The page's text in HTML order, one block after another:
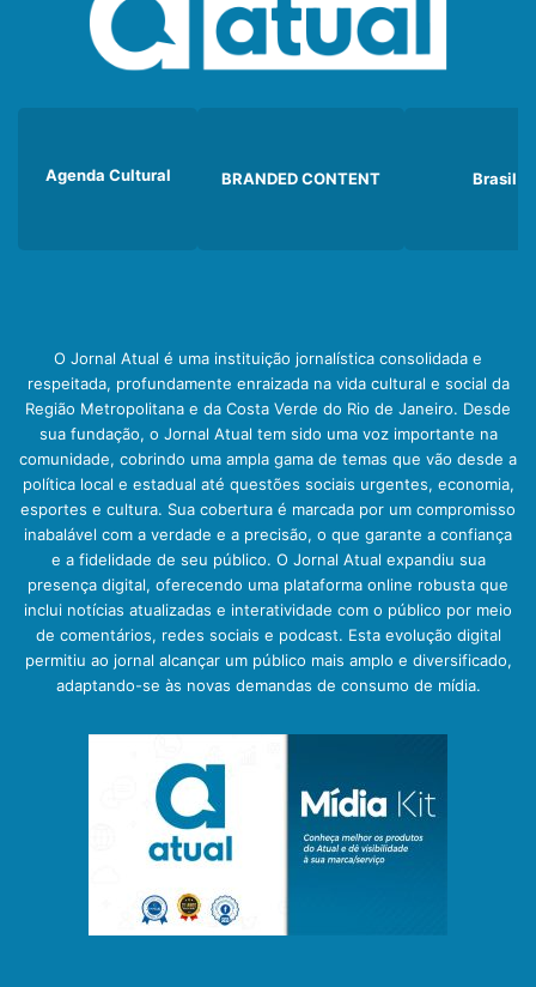
Agenda Cultural BRANDED CONTENT Brasil
O Jornal Atual é uma instituição jornalística consolidada e
respeitada, profundamente enraizada na vida cultural e social da
Região Metropolitana e da Costa Verde do Rio de Janeiro. Desde
sua fundação, o Jornal Atual tem sido uma voz importante na
comunidade, cobrindo uma ampla gama de temas que vão desde a
política local e estadual até questões sociais urgentes, economia,
esportes e cultura. Sua cobertura é marcada por um compromisso
inabalável com a verdade e a precisão, o que garante a confiança
e a fidelidade de seu público. O Jornal Atual expandiu sua
presença digital, oferecendo uma plataforma online robusta que
inclui notícias atualizadas e interatividade com o público por meio
de comentários, redes sociais e podcast. Esta evolução digital
permitiu ao jornal alcançar um público mais amplo e diversificado,
adaptando-se às novas demandas de consumo de mídia.